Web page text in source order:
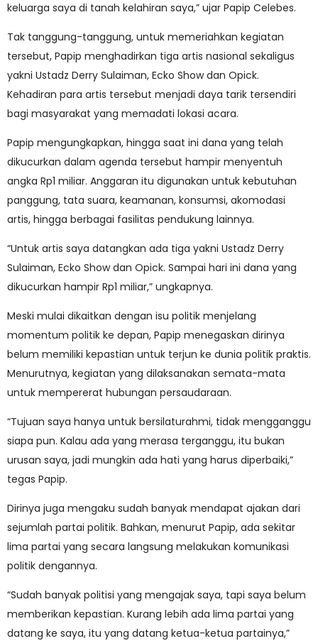
keluarga saya di tanah kelahiran saya,” ujar Papip Celebes.
Tak tanggung-tanggung, untuk memeriahkan kegiatan
tersebut, Papip menghadirkan tiga artis nasional sekaligus
yakni Ustadz Derry Sulaiman, Ecko Show dan Opick.
Kehadiran para artis tersebut menjadi daya tarik tersendiri
bagi masyarakat yang memadati lokasi acara.
Papip mengungkapkan, hingga saat ini dana yang telah
dikucurkan dalam agenda tersebut hampir menyentuh
angka Rp1 miliar. Anggaran itu digunakan untuk kebutuhan
panggung, tata suara, keamanan, konsumsi, akomodasi
artis, hingga berbagai fasilitas pendukung lainnya.
“Untuk artis saya datangkan ada tiga yakni Ustadz Derry
Sulaiman, Ecko Show dan Opick. Sampai hari ini dana yang
dikucurkan hampir Rp1 miliar,” ungkapnya.
Meski mulai dikaitkan dengan isu politik menjelang
momentum politik ke depan, Papip menegaskan dirinya
belum memiliki kepastian untuk terjun ke dunia politik praktis.
Menurutnya, kegiatan yang dilaksanakan semata-mata
untuk mempererat hubungan persaudaraan.
“Tujuan saya hanya untuk bersilaturahmi, tidak mengganggu
siapa pun. Kalau ada yang merasa terganggu, itu bukan
urusan saya, jadi mungkin ada hati yang harus diperbaiki,”
tegas Papip.
Dirinya juga mengaku sudah banyak mendapat ajakan dari
sejumlah partai politik. Bahkan, menurut Papip, ada sekitar
lima partai yang secara langsung melakukan komunikasi
politik dengannya.
“Sudah banyak politisi yang mengajak saya, tapi saya belum
memberikan kepastian. Kurang lebih ada lima partai yang
datang ke saya, itu yang datang ketua-ketua partainya,”